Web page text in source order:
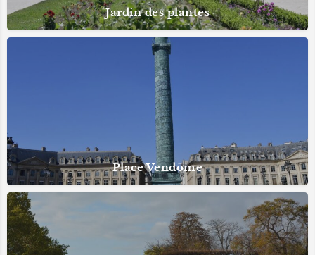
Jardin des plantes
Place Vendôme